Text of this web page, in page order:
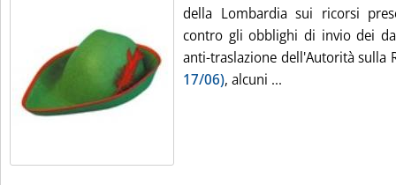
della Lombardia sui ricorsi
contro gli obblighi di invio dei
anti-traslazione dell'Autorità sulla
17/06), alcuni ...